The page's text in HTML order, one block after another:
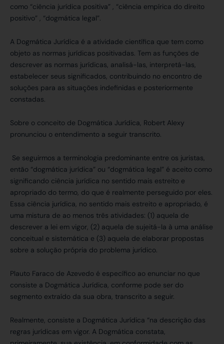
como “ciência jurídica positiva” , “ciência empírica do direito
positivo” , “dogmática legal”.
A Dogmática Jurídica é a atividade científica que tem como
objeto as normas jurídicas positivadas. Tem as funções de
descrever as normas jurídicas, analisá-las, interpretá-las,
estabelecer seus significados, contribuindo no encontro de
soluções para as situações indefinidas e posteriormente
constadas.
Sobre o conceito de Dogmática Jurídica, Robert Alexy
pronunciou o entendimento a seguir transcrito.
Se seguirmos a terminologia predominante entre os juristas,
então “dogmática jurídica” ou “dogmática legal” é aceito como
significando ciência jurídica no sentido mais estreito e
apropriado do termo, do que é realmente perseguido por eles.
Essa ciência jurídica, no sentido mais estreito e apropriado, é
uma mistura de ao menos três atividades: (1) aquela de
descrever a lei em vigor, (2) aquela de sujeitá-la à uma análise
conceitual e sistemática e (3) aquela de elaborar propostas
sobre a solução própria do problema jurídico.
Plauto Faraco de Azevedo é específico ao enunciar no que
consiste a Dogmática Jurídica, conforme pode ser do
segmento extraído da sua obra, transcrito a seguir.
Realmente, consiste a Dogmática Jurídica “na descrição das
regras jurídicas em vigor. A Dogmática constata,